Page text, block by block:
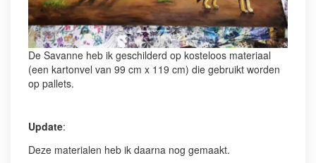
De Savanne heb ik geschilderd op kosteloos materiaal
(een kartonvel van 99 cm x 119 cm) die gebruikt worden
op pallets.
Update:
Deze materialen heb ik daarna nog gemaakt.